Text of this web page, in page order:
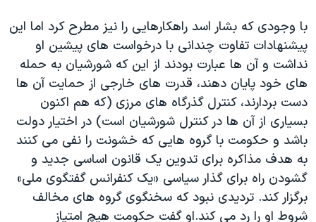
با وجودی که بشار اسد راهکارهایی را نیز مطرح کرد اما این
پیشنهادات تفاوت چندانی با درخواست های پیشین او
نداشت و آن ها عبارت بودند از این که شورشیان به حمله
های خود پایان دهند، قدرت های خارجی از حمایت آن ها
دست بردارند، کنترل گذرگاه های مرزی (که هم اکنون
بسیاری از آن ها در کنترل شورشیان است) در اختیار دولت
باشد و حکومت با گروه هایی که خشونت را نفی می کنند
به هدف مذاکره برای تدوین یک قانون اساسی جدید و
گشودن راه برای گذار سیاسی «یک کنفرانس گفتگوی ملی»
برگزار کند. تردیدی نبود که سخنگوی گروه های مخالف
شروط او را رد می کند.او گفت حکومت هیچ امتیاز